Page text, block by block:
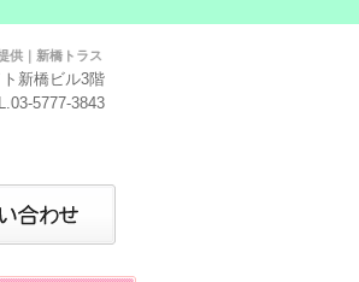
ラストサロン｜東京都港区
新橋ビル3階
5777-3843